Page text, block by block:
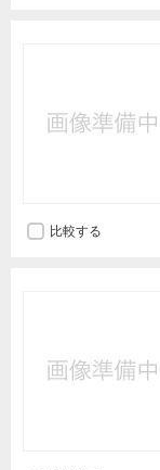
比較する